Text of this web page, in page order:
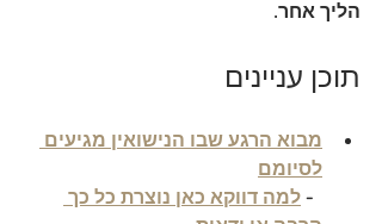
הליך אחר.
תוכן עניינים
מבוא הרגע שבו הנישואין מגיעים
לסיומם
למה דווקא כאן נוצרת כל כך